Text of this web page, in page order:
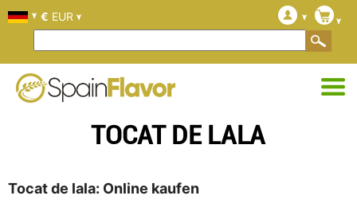
TOCAT DE LALA
Tocat de lala: Online kaufen
€ EUR